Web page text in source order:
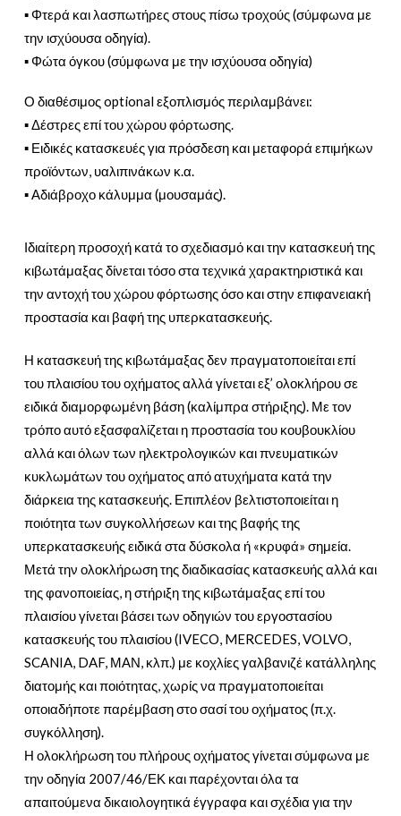
▪ Φτερά και λασπωτήρες στους πίσω τροχούς (σύμφωνα με
την ισχύουσα οδηγία).
▪ Φώτα όγκου (σύμφωνα με την ισχύουσα οδηγία)
Ο διαθέσιμος optional εξοπλισμός περιλαμβάνει:
▪ Δέστρες επί του χώρου φόρτωσης.
▪ Ειδικές κατασκευές για πρόσδεση και μεταφορά επιμήκων
προϊόντων, υαλιπινάκων κ.α.
▪ Αδιάβροχο κάλυμμα (μουσαμάς).
Ιδιαίτερη προσοχή κατά το σχεδιασμό και την κατασκευή της
κιβωτάμαξας δίνεται τόσο στα τεχνικά χαρακτηριστικά και
την αντοχή του χώρου φόρτωσης όσο και στην επιφανειακή
προστασία και βαφή της υπερκατασκευής.
Η κατασκευή της κιβωτάμαξας δεν πραγματοποιείται επί
του πλαισίου του οχήματος αλλά γίνεται εξ’ ολοκλήρου σε
ειδικά διαμορφωμένη βάση (καλίμπρα στήριξης). Με τον
τρόπο αυτό εξασφαλίζεται η προστασία του κουβουκλίου
αλλά και όλων των ηλεκτρολογικών και πνευματικών
κυκλωμάτων του οχήματος από ατυχήματα κατά την
διάρκεια της κατασκευής. Επιπλέον βελτιστοποιείται η
ποιότητα των συγκολλήσεων και της βαφής της
υπερκατασκευής ειδικά στα δύσκολα ή «κρυφά» σημεία.
Μετά την ολοκλήρωση της διαδικασίας κατασκευής αλλά και
της φανοποιείας, η στήριξη της κιβωτάμαξας επί του
πλαισίου γίνεται βάσει των οδηγιών του εργοστασίου
κατασκευής του πλαισίου (IVECO, MERCEDES, VOLVO,
SCANIA, DAF, ΜΑΝ, κλπ.) με κοχλίες γαλβανιζέ κατάλληλης
διατομής και ποιότητας, χωρίς να πραγματοποιείται
οποιαδήποτε παρέμβαση στο σασί του οχήματος (π.χ.
συγκόλληση).
Η ολοκλήρωση του πλήρους οχήματος γίνεται σύμφωνα με
την οδηγία 2007/46/ΕΚ και παρέχονται όλα τα
απαιτούμενα δικαιολογητικά έγγραφα και σχέδια για την